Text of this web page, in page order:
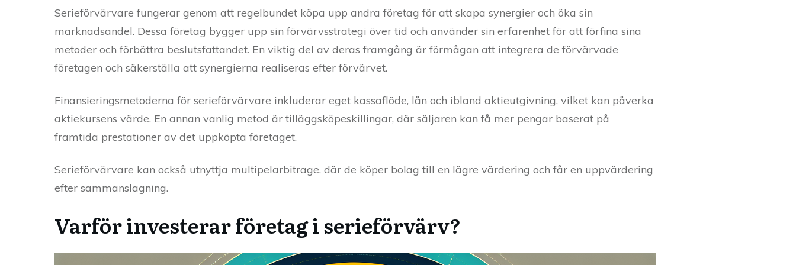
Serieförvärvare fungerar genom att regelbundet köpa upp andra företag för att skapa synergier och öka sin
marknadsandel. Dessa företag bygger upp sin förvärvsstrategi över tid och använder sin erfarenhet för att förfina sina
metoder och förbättra beslutsfattandet. En viktig del av deras framgång är förmågan att integrera de förvärvade
företagen och säkerställa att synergierna realiseras efter förvärvet.
Finansieringsmetoderna för serieförvärvare inkluderar eget kassaflöde, lån och ibland aktieutgivning, vilket kan påverka
aktiekursens värde. En annan vanlig metod är tilläggsköpeskillingar, där säljaren kan få mer pengar baserat på
framtida prestationer av det uppköpta företaget.
Serieförvärvare kan också utnyttja multipelarbitrage, där de köper bolag till en lägre värdering och får en uppvärdering
efter sammanslagning.
Varför investerar företag i serieförvärv?